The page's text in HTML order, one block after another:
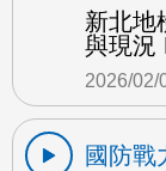
新北地
與現況
2026/02/
國防戰